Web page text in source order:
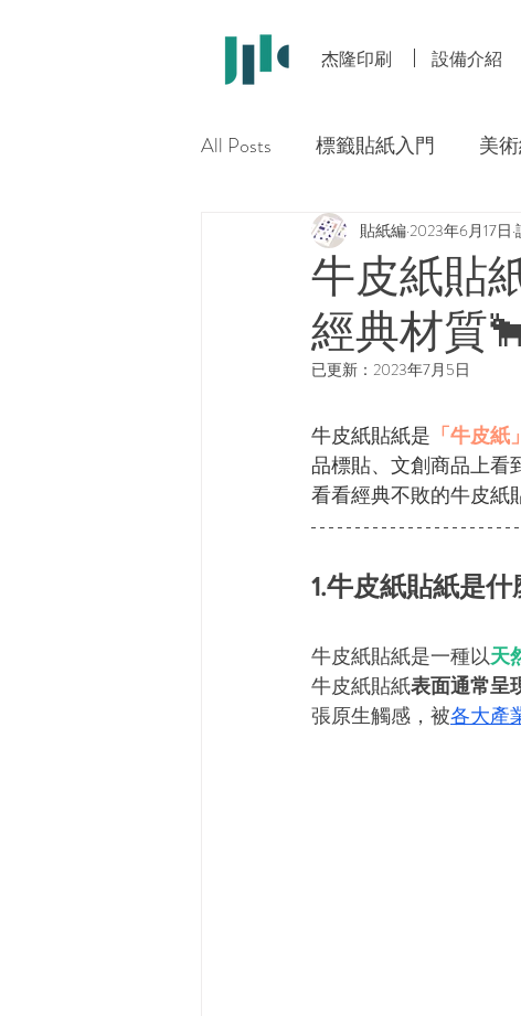
杰隆印刷 設備介紹
All Posts 標籤貼紙入門 美
牛皮紙貼
經典材質
貼紙編 2023年6月17日
已更新： 2023年7月5日
牛皮紙貼紙是 「牛皮紙」
品標貼、文創商品上看
看看經典不敗的牛皮紙
1.牛皮紙貼紙是什
牛皮紙貼紙是一種以天
牛皮紙貼紙表面通常呈
張原生觸感，被各大產